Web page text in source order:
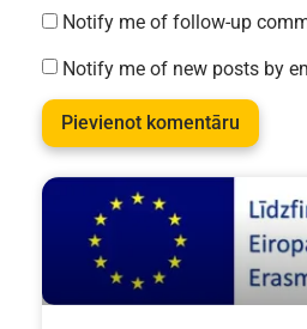
Notify me of follow-up
Notify me of new posts by